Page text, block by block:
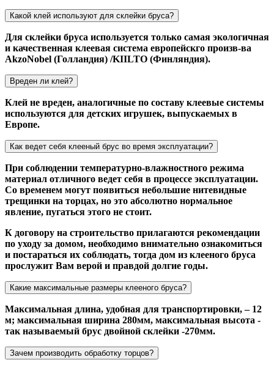
Какой клей используют для склейки бруса?
Для склейки бруса используется только самая экологичная
и качественная клеевая система европейскго произв-ва
AkzoNobel (Голландия) /KIILTO (Финляндия).
Вреден ли клей?
Клей не вреден, аналогичные по составу клеевые системы
используются для детских игрушек, выпускаемых в
Европе.
Как ведет себя клееный брус во время эксплуатации?
При соблюдении температурно-влажностного режима
материал отличного ведет себя в процессе эксплуатации.
Со временем могут появиться небольшие нитевидные
трещинки на торцах, но это абсолютно нормальное
явление, пугаться этого не стоит.
К договору на строительство прилагаются рекомендации
по уходу за домом, необходимо внимательно ознакомиться
и постараться их соблюдать, тогда дом из клееного бруса
прослужит Вам верой и правдой долгие годы.
Какие максимальные размеры клееного бруса?
Максимальная длина, удобная для транспортировки, – 12
м; максимальная ширина 280мм, максимальная высота -
так называемый брус двойной склейки -270мм.
Зачем производить обработку торцов?